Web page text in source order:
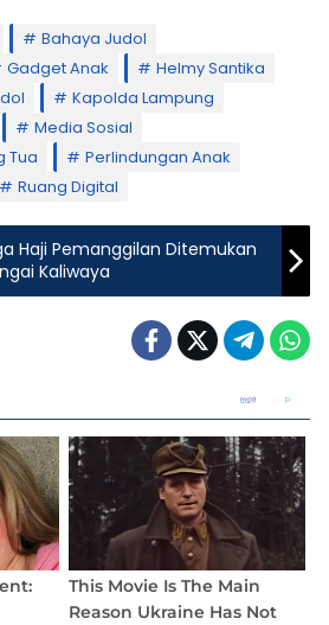
Bahaya Judol
Gadget Anak
Helmy Santika
Kapolda Lampung
Media Sosial
Tua
Perlindungan Anak
Ruang Digital
Haji Pemanggilan Ditemukan
Kaliwaya